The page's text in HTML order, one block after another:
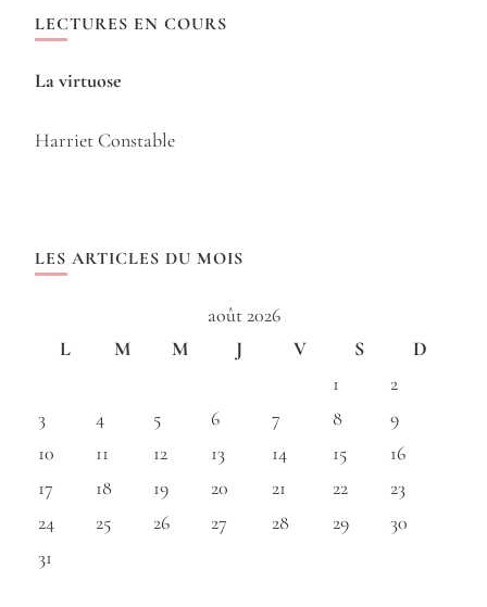
LECTURES EN COURS
La virtuose
Harriet Constable
LES ARTICLES DU MOIS
août 2026
L
M M J V S
D
1
2
3
4 5 6 7 8
9
10
11 12 13 14 15
16
17
18 19 20 21 22
23
24
25 26 27 28 29
30
31